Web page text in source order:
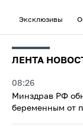
Эксклюзивы
ЛЕНТА
08:26
Минздрав РФ
беременным от